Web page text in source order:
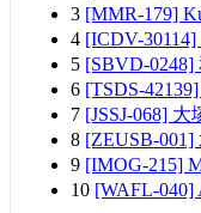
3 [MMR-179]
4 [ICDV-
5 [SBVD-0248]
6 [TSDS-
7 [JSSJ-068]
8 [ZEUSB-
9 [IMOG-215]
10 [WAFL-040]